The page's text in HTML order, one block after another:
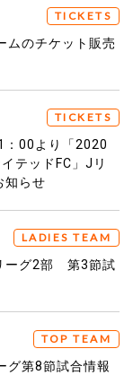
TICKETS
ムのチケット販売
TICKETS
：00より「2020
テッドFC」Jリ
知らせ
LADIES TEAM
ーグ2部 第3節試
TOP TEAM
グ第8節試合情報